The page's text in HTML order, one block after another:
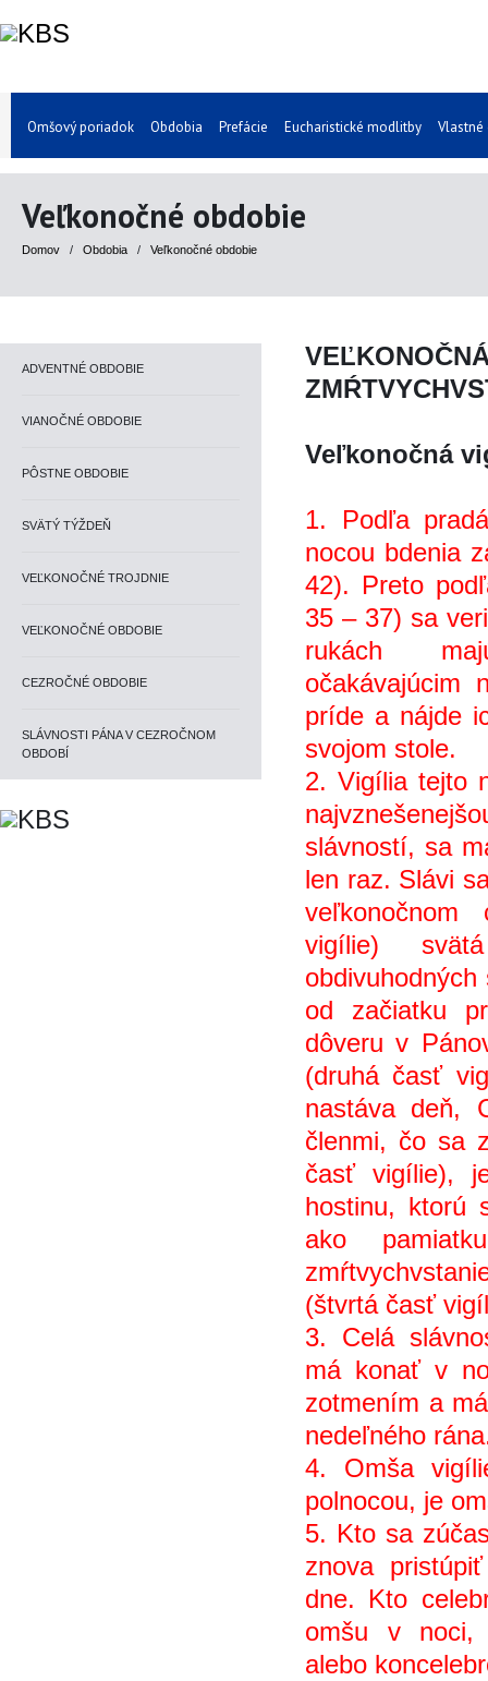
Omšový poriadok Obdobia Prefácie Eucharistické modlitby Vlastné
Veľkonočné obdobie
Domov / Obdobia / Veľkonočné obdobie
ADVENTNÉ OBDOBIE
VIANOČNÉ OBDOBIE
PÔSTNE OBDOBIE
SVÄTÝ TÝŽDEŇ
VEĽKONOČNÉ TROJDNIE
VEĽKONOČNÉ OBDOBIE
CEZROČNÉ OBDOBIE
SLÁVNOSTI PÁNA V CEZROČNOM
OBDOBÍ
Veľkonočná
1. Podľa
nocou bdenia
42). Preto
35 – 37) sa
rukách
očakávajúcim
príde a nájde
svojom stole.
2. Vigília tejto
slávností, sa
len raz. Slávi
veľkonočnom
vigílie)
od začiatku
dôveru v
(druhá časť
nastáva deň,
členmi, čo sa
časť vigílie),
hostinu, ktorú
ako
(štvrtá časť
3. Celá
má konať v
zotmením a
nedeľného
4. Omša
polnocou, je
5. Kto sa
znova
dne. Kto
omšu v noci,
alebo